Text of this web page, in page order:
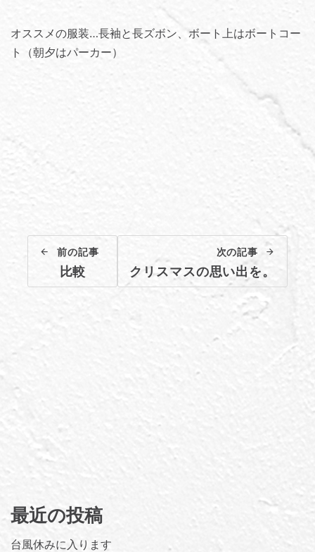
オススメの服装…長袖と長ズボン、ボート上はボートコー
ト（朝夕はパーカー）
前の記事
比較
次の記事
クリスマスの思い出を。
最近の投稿
台風休みに入ります